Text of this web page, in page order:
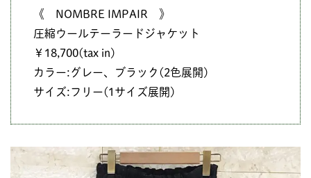
《 NOMBRE IMPAIR 》
圧縮ウールテーラードジャケット
￥18,700(tax in)
カラー:グレー、ブラック(2色展開)
サイズ:フリー(1サイズ展開)